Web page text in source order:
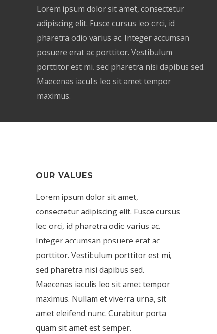
Lorem ipsum dolor sit amet, consectetur
adipiscing elit. Fusce cursus leo orci, id
pharetra odio varius ac. Integer accumsan
posuere erat ac porttitor. Vestibulum
porttitor est mi, sed pharetra nisi dapibus sed.
Maecenas iaculis leo sit amet tempor
maximus.
OUR VALUES
Lorem ipsum dolor sit amet,
consectetur adipiscing elit. Fusce cursus
leo orci, id pharetra odio varius ac.
Integer accumsan posuere erat ac
porttitor. Vestibulum porttitor est mi,
sed pharetra nisi dapibus sed.
Maecenas iaculis leo sit amet tempor
maximus. Nullam et viverra urna, sit
amet eleifend nunc. Curabitur porta
quam sit amet est semper.